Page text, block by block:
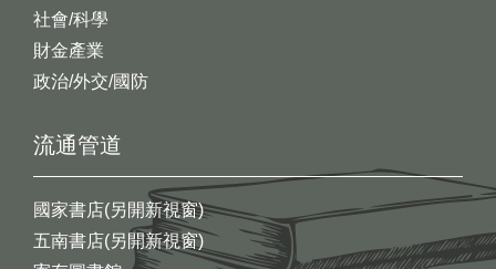
社會/科學
財金產業
政治/外交/國防
流通管道
國家書店(另開新視窗)
五南書店(另開新視窗)